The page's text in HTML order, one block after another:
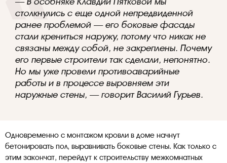
столкнулись с еще одной непредвиденной
ранее проблемой — его боковые фасады
стали крениться наружу, потому что никак не
связаны между собой, не закреплены. Почему
его первые строители так сделали, непонятно.
Но мы уже провели противоаварийные
работы и в процессе выровняем эти
наружные стены, — говорит Василий Гурьев.
Одновременно с монтажом кровли в доме начнут
бетонировать пол, выравнивать боковые стены. Как только с
этим закончат, перейдут к строительству межкомнатных